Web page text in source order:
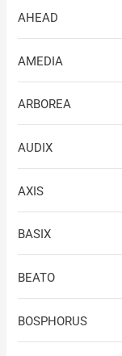
AHEAD
AMEDIA
ARBOREA
AUDIX
AXIS
BASIX
BEATO
BOSPHORUS